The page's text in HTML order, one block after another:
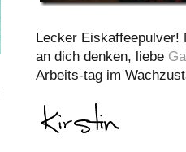
Lecker Eiskaffeepulver!
an dich denken, liebe
Arbeits-tag im